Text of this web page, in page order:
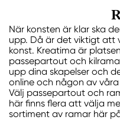
När konsten är klar ska
upp. Då är det viktigt att
konst. Kreatima är
passepartout och
upp dina skapelser och
online och någon av
Välj passepartout och
här finns flera att välja
sortiment av ramar här